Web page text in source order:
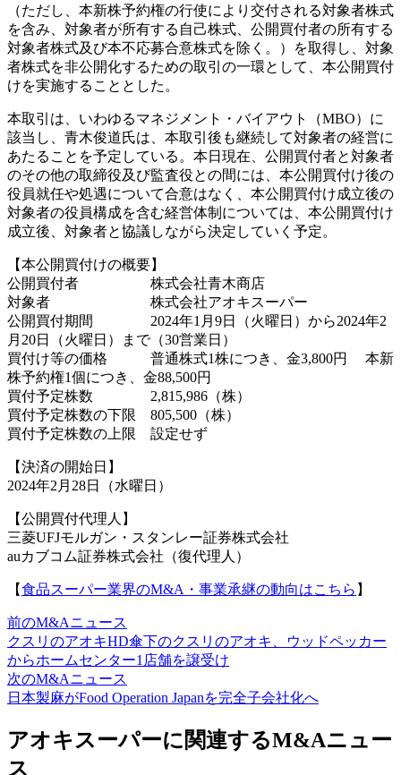
（ただし、本新株予約権の行使により交付される対象者株式
を含み、対象者が所有する自己株式、公開買付者の所有する
対象者株式及び本不応募合意株式を除く。）を取得し、対象
者株式を非公開化するための取引の一環として、本公開買付
けを実施することとした。
本取引は、いわゆるマネジメント・バイアウト（MBO）に
該当し、青木俊道氏は、本取引後も継続して対象者の経営に
あたることを予定している。本日現在、公開買付者と対象者
のその他の取締役及び監査役との間には、本公開買付け後の
役員就任や処遇について合意はなく、本公開買付け成立後の
対象者の役員構成を含む経営体制については、本公開買付け
成立後、対象者と協議しながら決定していく予定。
【本公開買付けの概要】
公開買付者 株式会社青木商店
対象者 株式会社アオキスーパー
公開買付期間 2024年1月9日（火曜日）から2024年2
月20日（火曜日）まで（30営業日）
買付け等の価格 普通株式1株につき、金3,800円 本新
株予約権1個につき、金88,500円
買付予定株数 2,815,986（株）
買付予定株数の下限 805,500（株）
買付予定株数の上限 設定せず
【決済の開始日】
2024年2月28日（水曜日）
【公開買付代理人】
三菱UFJモルガン・スタンレー証券株式会社
auカブコム証券株式会社（復代理人）
【食品スーパー業界のM&A・事業承継の動向はこちら 】
前のM&Aニュース
クスリのアオキHD傘下のクスリのアオキ、ウッドペッカー
からホームセンター1店舗を譲受け
次のM&Aニュース
日本製麻がFood Operation Japanを完全子会社化へ
アオキスーパーに関連するM&Aニュー
ス